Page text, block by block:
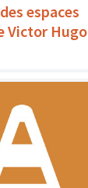
espaces
Victor Hugo